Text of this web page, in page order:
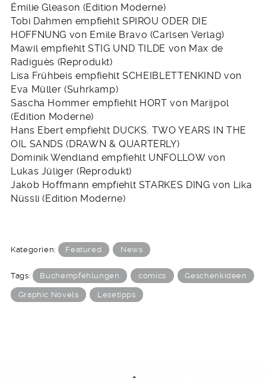
Émilie Gleason (Edition Moderne)
Tobi Dahmen empfiehlt SPIROU ODER DIE
HOFFNUNG von Emile Bravo (Carlsen Verlag)
Mawil empfiehlt STIG UND TILDE von Max de
Radiguès (Reprodukt)
Lisa Frühbeis empfiehlt SCHEIBLETTENKIND von
Eva Müller (Suhrkamp)
Sascha Hommer empfiehlt HORT von Marijpol
(Edition Moderne)
Hans Ebert empfiehlt DUCKS. TWO YEARS IN THE
OIL SANDS (DRAWN & QUARTERLY)
Dominik Wendland empfiehlt UNFOLLOW von
Lukas Jüliger (Reprodukt)
Jakob Hoffmann empfiehlt STARKES DING von Lika
Nüssli (Edition Moderne)
Kategorien: Featured News
Tags: Buchempfehlungen comics Geschenkideen
Graphic Novels Lesetipps